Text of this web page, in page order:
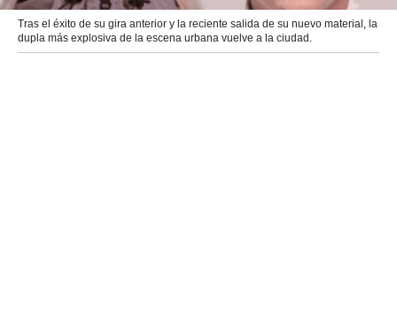
Tras el éxito de su gira anterior y la reciente salida de su nuevo material, la
dupla más explosiva de la escena urbana vuelve a la ciudad.